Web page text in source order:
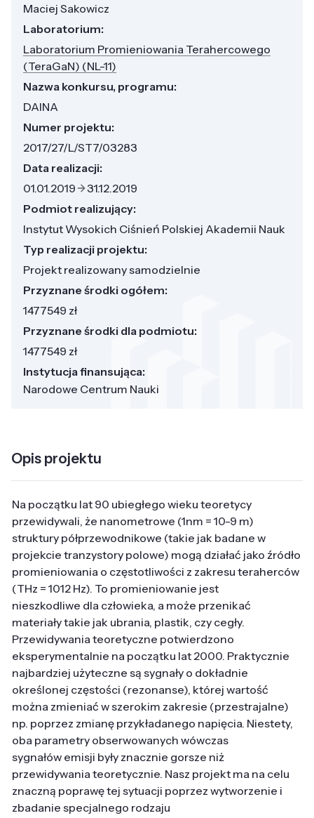
Maciej Sakowicz
Laboratorium:
Laboratorium Promieniowania Terahercowego
(TeraGaN) (NL-11)
Nazwa konkursu, programu:
DAINA
Numer projektu:
2017/27/L/ST7/03283
Data realizacji:
01.01.2019
31.12.2019
Podmiot realizujący:
Instytut Wysokich Ciśnień Polskiej Akademii Nauk
Typ realizacji projektu:
Projekt realizowany samodzielnie
Przyznane środki ogółem:
1477549 zł
Przyznane środki dla podmiotu:
1477549 zł
Instytucja finansująca:
Narodowe Centrum Nauki
Opis projektu
Na początku lat 90 ubiegłego wieku teoretycy
przewidywali, że nanometrowe (1nm = 10-9 m)
struktury półprzewodnikowe (takie jak badane w
projekcie tranzystory polowe) mogą działać jako źródło
promieniowania o częstotliwości z zakresu teraherców
(THz = 1012 Hz). To promieniowanie jest
nieszkodliwe dla człowieka, a może przenikać
materiały takie jak ubrania, plastik, czy cegły.
Przewidywania teoretyczne potwierdzono
eksperymentalnie na początku lat 2000. Praktycznie
najbardziej użyteczne są sygnały o dokładnie
określonej częstości (rezonanse), której wartość
można zmieniać w szerokim zakresie (przestrajalne)
np. poprzez zmianę przykładanego napięcia. Niestety,
oba parametry obserwowanych wówczas
sygnałów emisji były znacznie gorsze niż
przewidywania teoretycznie. Nasz projekt ma na celu
znaczną poprawę tej sytuacji poprzez wytworzenie i
zbadanie specjalnego rodzaju